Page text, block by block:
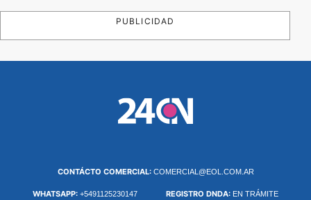
PUBLICIDAD
CONTÁCTO COMERCIAL: COMERCIAL@EOL.COM.AR
WHATSAPP: +5491125230147 REGISTRO DNDA: EN TRÁMITE